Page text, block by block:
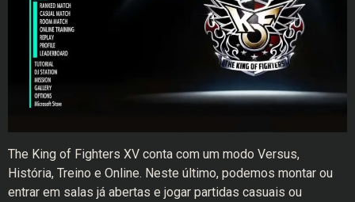
The King of Fighters XV conta com um modo Versus,
História, Treino e Online. Neste último, podemos montar ou
entrar em salas já abertas e jogar partidas casuais ou